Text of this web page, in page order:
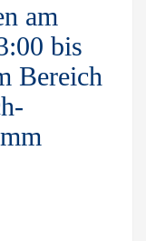
am
bis
Bereich